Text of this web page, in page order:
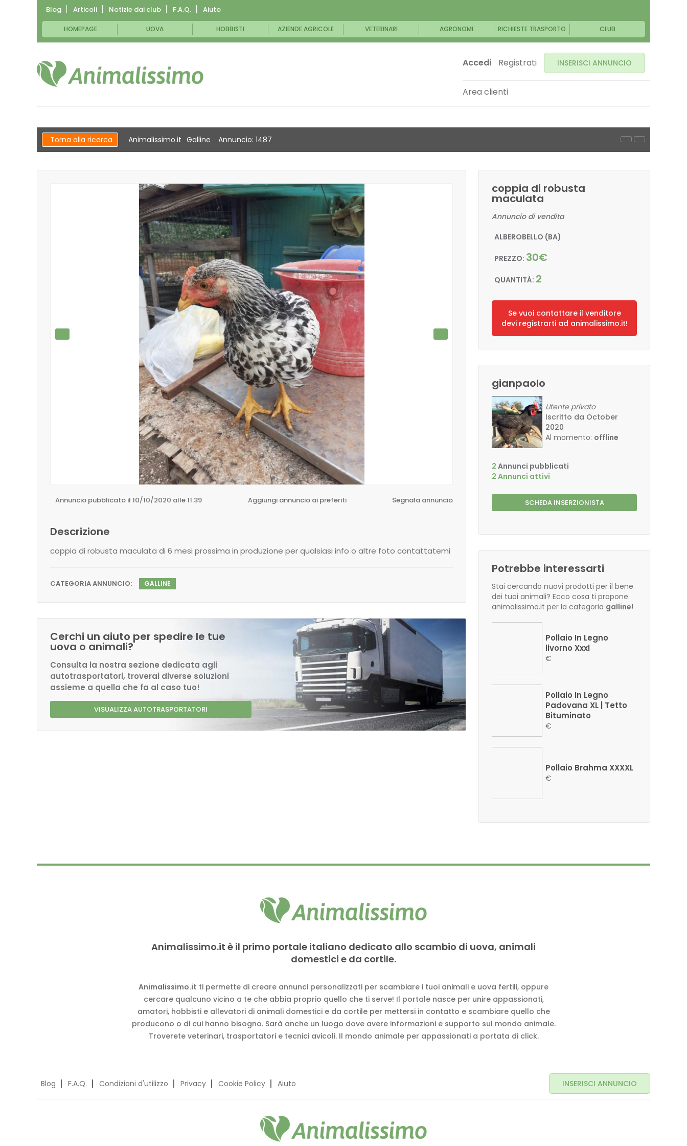
Blog Articoli Notizie dai club F.A.Q. Aiuto
HOMEPAGE UOVA HOBBISTI AZIENDE AGRICOLE VETERINARI AGRONOMI RICHIESTE TRASPORTO CLUB
Accedi Registrati INSERISCI ANNUNCIO
Area clienti
Torna alla ricerca Animalissimo.it Galline Annuncio: 1487
Annuncio pubblicato il 10/10/2020 alle 11:39 Aggiungi annuncio ai preferiti Segnala annuncio
Descrizione
coppia di robusta maculata di 6 mesi prossima in produzione per qualsiasi info o altre foto contattatemi
CATEGORIA ANNUNCIO: GALLINE
Cerchi un aiuto per spedire le tue
uova o animali?
Consulta la nostra sezione dedicata agli
autotrasportatori, troverai diverse soluzioni
assieme a quella che fa al caso tuo!
VISUALIZZA AUTOTRASPORTATORI
coppia di robusta
maculata
Annuncio di vendita
ALBEROBELLO (BA)
PREZZO: 30€
QUANTITÀ: 2
Se vuoi contattare il venditore
devi registrarti ad animalissimo.it!
gianpaolo
Utente privato
Iscritto da October
2020
Al momento: offline
2 Annunci pubblicati
2 Annunci attivi
SCHEDA INSERZIONISTA
Potrebbe interessarti
Stai cercando nuovi prodotti per il bene
dei tuoi animali? Ecco cosa ti propone
animalissimo.it per la categoria galline!
Pollaio In Legno
livorno Xxxl
€
Pollaio In Legno
Padovana XL | Tetto
Bituminato
€
Pollaio Brahma XXXXL
€
Animalissimo.it è il primo portale italiano dedicato allo scambio di uova, animali
domestici e da cortile.
Animalissimo.it ti permette di creare annunci personalizzati per scambiare i tuoi animali e uova fertili, oppure
cercare qualcuno vicino a te che abbia proprio quello che ti serve! Il portale nasce per unire appassionati,
amatori, hobbisti e allevatori di animali domestici e da cortile per mettersi in contatto e scambiare quello che
producono o di cui hanno bisogno. Sarà anche un luogo dove avere informazioni e supporto sul mondo animale.
Troverete veterinari, trasportatori e tecnici avicoli. Il mondo animale per appassionati a portata di click.
Blog F.A.Q. Condizioni d'utilizzo Privacy Cookie Policy Aiuto INSERISCI ANNUNCIO